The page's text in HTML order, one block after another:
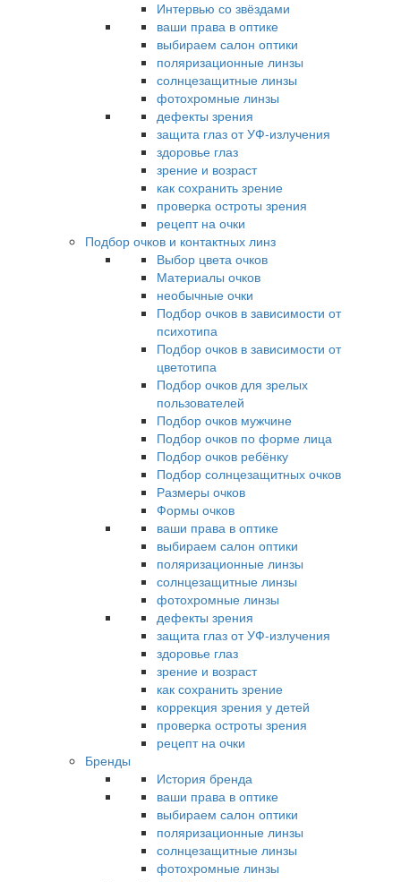
Интервью со звёздами
ваши права в оптике
выбираем салон оптики
поляризационные линзы
солнцезащитные линзы
фотохромные линзы
дефекты зрения
защита глаз от УФ-излучения
здоровье глаз
зрение и возраст
как сохранить зрение
проверка остроты зрения
рецепт на очки
Подбор очков и контактных линз
Выбор цвета очков
Материалы очков
необычные очки
Подбор очков в зависимости от
психотипа
Подбор очков в зависимости от
цветотипа
Подбор очков для зрелых
пользователей
Подбор очков мужчине
Подбор очков по форме лица
Подбор очков ребёнку
Подбор солнцезащитных очков
Размеры очков
Формы очков
ваши права в оптике
выбираем салон оптики
поляризационные линзы
солнцезащитные линзы
фотохромные линзы
дефекты зрения
защита глаз от УФ-излучения
здоровье глаз
зрение и возраст
как сохранить зрение
коррекция зрения у детей
проверка остроты зрения
рецепт на очки
Бренды
История бренда
ваши права в оптике
выбираем салон оптики
поляризационные линзы
солнцезащитные линзы
фотохромные линзы